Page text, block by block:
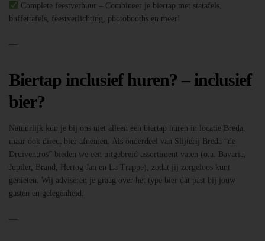
Complete feestverhuur – Combineer je biertap met statafels,
buffettafels, feestverlichting, photobooths en meer!
—
Biertap inclusief huren? – inclusief
bier?
Natuurlijk kun je bij ons niet alleen een biertap huren in locatie Breda,
maar ook direct bier afnemen. Als onderdeel van Slijterij Breda “de
Druiventros” bieden we een uitgebreid assortiment vaten (o.a. Bavaria,
Jupiler, Brand, Hertog Jan en La Trappe), zodat jij zorgeloos kunt
genieten. Wij adviseren je graag over het type bier dat past bij jouw
gasten en gelegenheid.
—